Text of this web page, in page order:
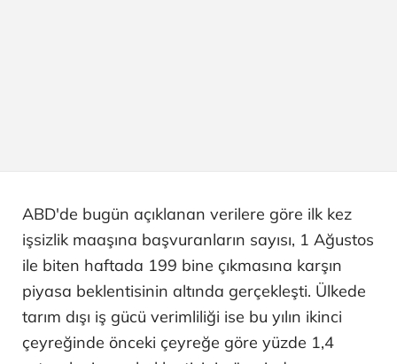
ABD'de bugün açıklanan verilere göre ilk kez
işsizlik maaşına başvuranların sayısı, 1 Ağustos
ile biten haftada 199 bine çıkmasına karşın
piyasa beklentisinin altında gerçekleşti. Ülkede
tarım dışı iş gücü verimliliği ise bu yılın ikinci
çeyreğinde önceki çeyreğe göre yüzde 1,4